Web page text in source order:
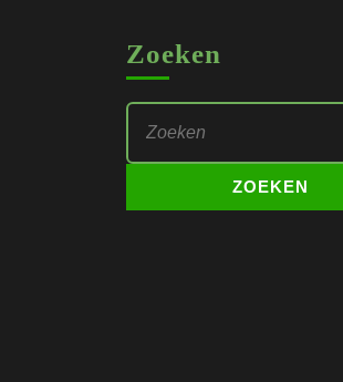
Zoeken
Zoek
naar: